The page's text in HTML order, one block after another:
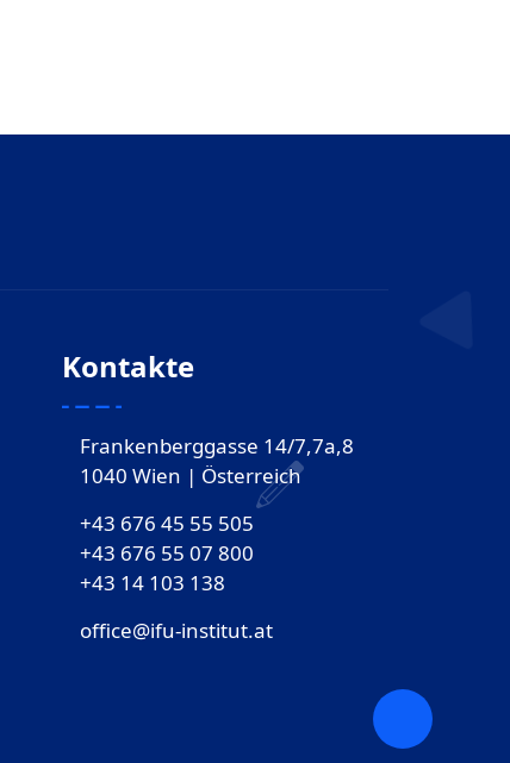
Kontakte
Frankenberggasse 14/7,7a,8
1040 Wien | Österreich
+43 676 45 55 505
+43 676 55 07 800
‎+43 14 103 138
office@ifu-institut.at